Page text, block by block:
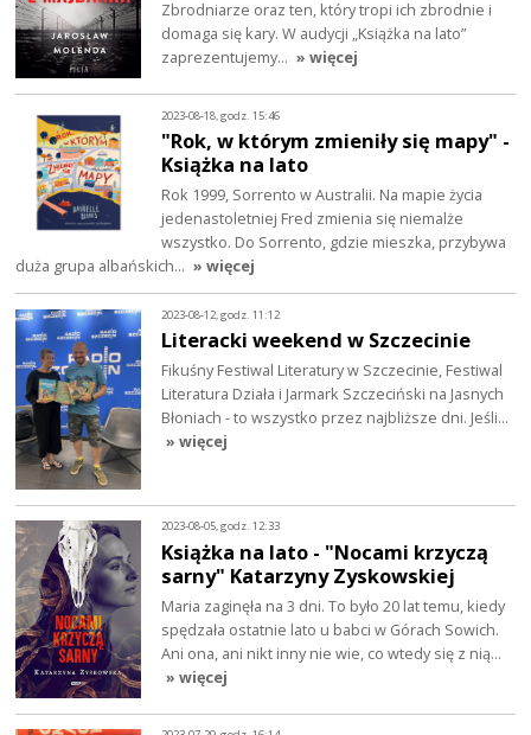
Zbrodniarze oraz ten, który tropi ich zbrodnie i
domaga się kary. W audycji „Książka na lato”
zaprezentujemy… » więcej
2023-08-18, godz. 15:46
"Rok, w którym zmieniły się mapy" -
Książka na lato
Rok 1999, Sorrento w Australii. Na mapie życia
jedenastoletniej Fred zmienia się niemalże
wszystko. Do Sorrento, gdzie mieszka, przybywa
duża grupa albańskich… » więcej
2023-08-12, godz. 11:12
Literacki weekend w Szczecinie
Fikuśny Festiwal Literatury w Szczecinie, Festiwal
Literatura Działa i Jarmark Szczeciński na Jasnych
Błoniach - to wszystko przez najbliższe dni. Jeśli…
» więcej
2023-08-05, godz. 12:33
Książka na lato - "Nocami krzyczą
sarny" Katarzyny Zyskowskiej
Maria zaginęła na 3 dni. To było 20 lat temu, kiedy
spędzała ostatnie lato u babci w Górach Sowich.
Ani ona, ani nikt inny nie wie, co wtedy się z nią…
» więcej